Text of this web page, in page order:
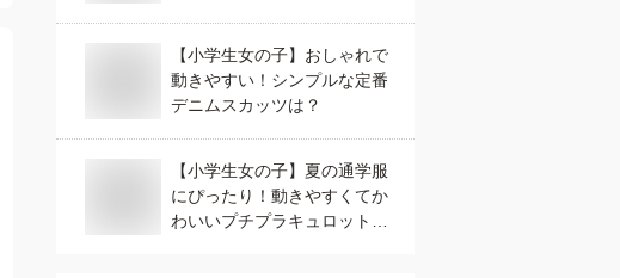
【小学生女の子】おしゃれで
動きやすい！シンプルな定番
デニムスカッツは？
【小学生女の子】夏の通学服
にぴったり！動きやすくてか
わいいプチプラキュロット